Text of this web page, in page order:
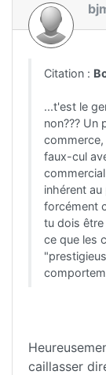
Citation :
...t'est le
non??? Un
faux-cul
inhérent
forcément
tu dois être
ce que les
caillasser